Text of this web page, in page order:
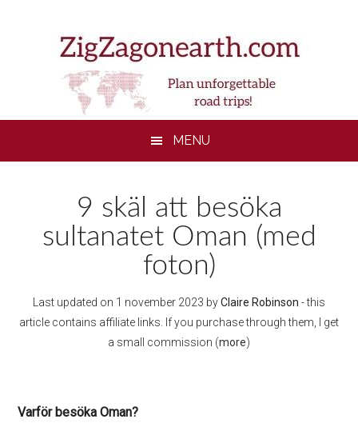
MENU
9 skäl att besöka
sultanatet Oman (med
foton)
Last updated on 1 november 2023 byClaire Robinson - this
article contains affiliate links. If you purchase through them, I get
a small commission (more)
Varför besöka Oman?